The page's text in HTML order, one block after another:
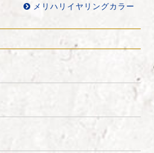
メリハリイヤリングカラー